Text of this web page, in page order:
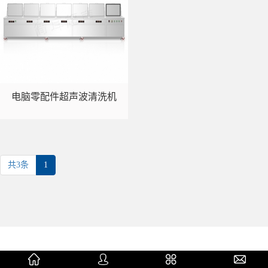
电脑零配件超声波清洗机
共3条 1